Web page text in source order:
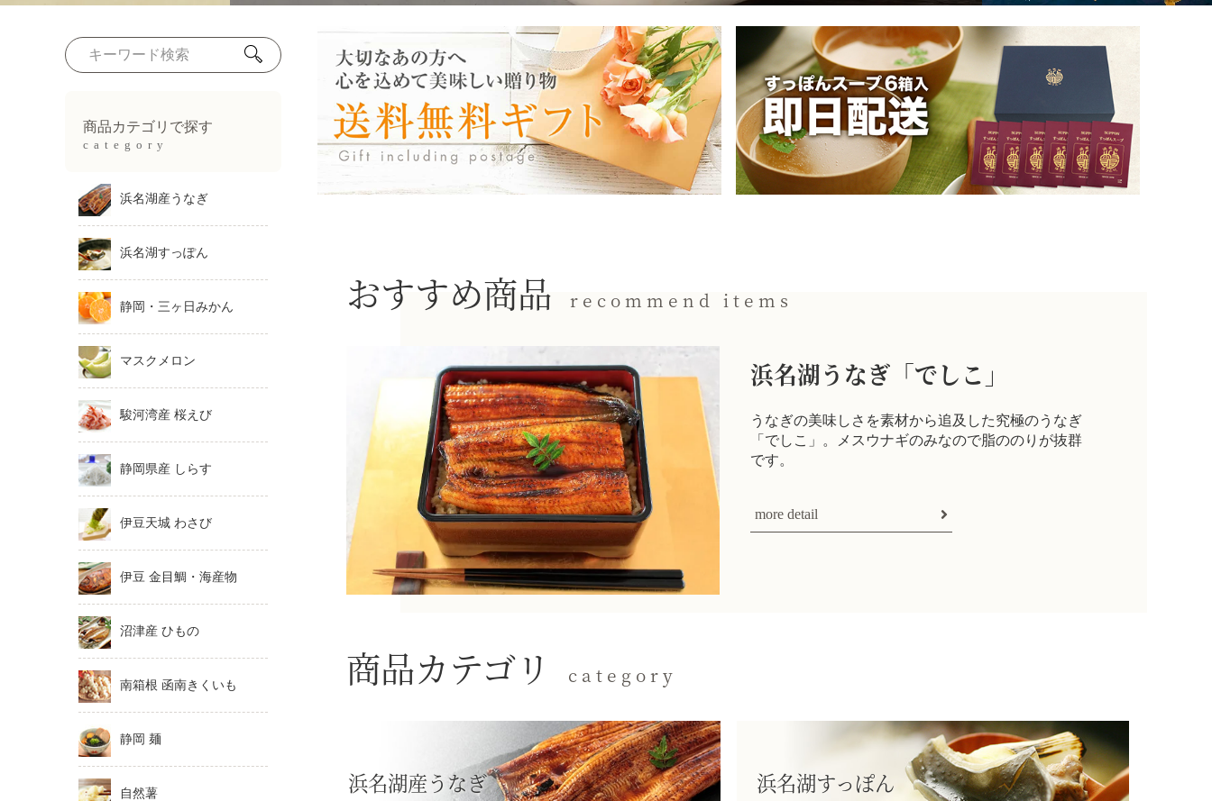
商品カテゴリで探す
category
浜名湖産うなぎ
浜名湖すっぽん
静岡・三ヶ日みかん
マスクメロン
駿河湾産 桜えび
静岡県産 しらす
伊豆天城 わさび
伊豆 金目鯛・海産物
沼津産 ひもの
南箱根 函南きくいも
静岡 麺
自然薯
おすすめ商品 recommend items
浜名湖うなぎ「でしこ」
うなぎの美味しさを素材から追及した究極のうなぎ
「でしこ」。メスウナギのみなので脂ののりが抜群
です。
more detail
商品カテゴリ category
浜名湖産うなぎ 浜名湖すっぽん